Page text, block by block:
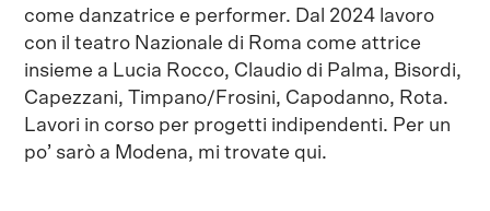
come danzatrice e performer. Dal 2024 lavoro
con il teatro Nazionale di Roma come attrice
insieme a Lucia Rocco, Claudio di Palma, Bisordi,
Capezzani, Timpano/Frosini, Capodanno, Rota.
Lavori in corso per progetti indipendenti. Per un
po’ sarò a Modena, mi trovate qui.